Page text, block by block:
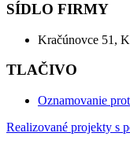
SÍDLO FIRMY
Kračúnovce 51,
TLAČIVO
Oznamovanie
Realizované projekty s